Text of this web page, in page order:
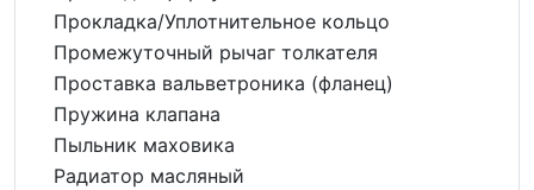
Прокладка/Уплотнительное кольцо
Промежуточный рычаг толкателя
Проставка вальветроника (фланец)
Пружина клапана
Пыльник маховика
Радиатор масляный